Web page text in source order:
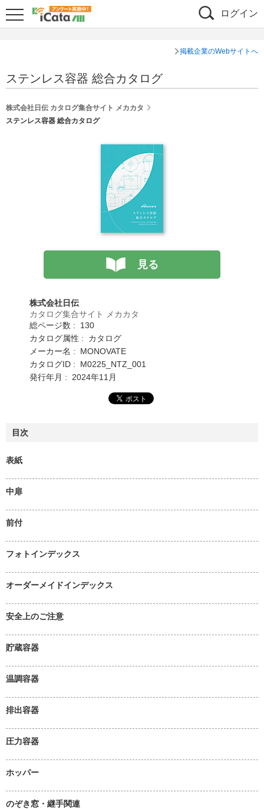
ログイン
掲載企業のWebサイトへ
ステンレス容器 総合カタログ
株式会社日伝 カタログ集合サイト メカカタ
ステンレス容器 総合カタログ
見る
株式会社日伝
カタログ集合サイト メカカタ
総ページ数 : 130
カタログ属性 : カタログ
メーカー名 : MONOVATE
カタログID : M0225_NTZ_001
発行年月 : 2024年11月
目次
表紙
中扉
前付
フォトインデックス
オーダーメイドインデックス
安全上のご注意
貯蔵容器
温調容器
排出容器
圧力容器
ホッパー
のぞき窓・継手関連